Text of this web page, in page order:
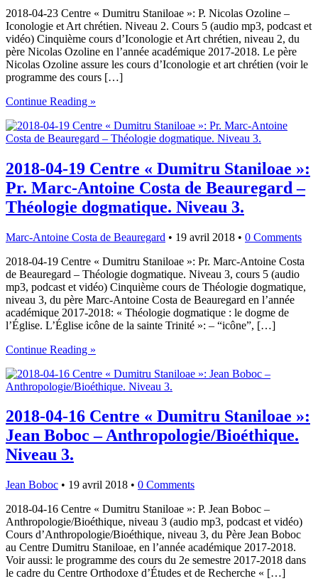
2018-04-23 Centre « Dumitru Staniloae »: P. Nicolas Ozoline –
Iconologie et Art chrétien. Niveau 2. Cours 5 (audio mp3, podcast et
vidéo) Cinquième cours d’Iconologie et Art chrétien, niveau 2, du
père Nicolas Ozoline en l’année académique 2017-2018. Le père
Nicolas Ozoline assure les cours d’Iconologie et art chrétien (voir le
programme des cours […]
Continue Reading »
2018-04-19 Centre « Dumitru Staniloae »:
Pr. Marc-Antoine Costa de Beauregard –
Théologie dogmatique. Niveau 3.
Marc-Antoine Costa de Beauregard • 19 avril 2018 • 0 Comments
2018-04-19 Centre « Dumitru Staniloae »: Pr. Marc-Antoine Costa
de Beauregard – Théologie dogmatique. Niveau 3, cours 5 (audio
mp3, podcast et vidéo) Cinquième cours de Théologie dogmatique,
niveau 3, du père Marc-Antoine Costa de Beauregard en l’année
académique 2017-2018: « Théologie dogmatique : le dogme de
l’Église. L’Église icône de la sainte Trinité »: – “icône”, […]
Continue Reading »
2018-04-16 Centre « Dumitru Staniloae »:
Jean Boboc – Anthropologie/Bioéthique.
Niveau 3.
Jean Boboc • 19 avril 2018 • 0 Comments
2018-04-16 Centre « Dumitru Staniloae »: P. Jean Boboc –
Anthropologie/Bioéthique, niveau 3 (audio mp3, podcast et vidéo)
Cours d’Anthropologie/Bioéthique, niveau 3, du Père Jean Boboc
au Centre Dumitru Staniloae, en l’année académique 2017-2018.
Voir aussi: le programme des cours du 2e semestre 2017-2018 dans
le cadre du Centre Orthodoxe d’Études et de Recherche « […]